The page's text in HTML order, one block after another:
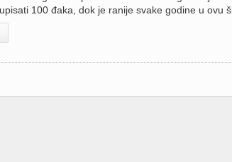
100 đaka, dok je ranije svake godine u ovu